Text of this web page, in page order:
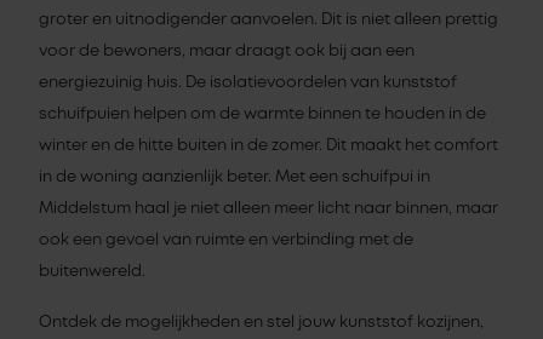
groter en uitnodigender aanvoelen. Dit is niet alleen prettig
voor de bewoners, maar draagt ook bij aan een
energiezuinig huis. De isolatievoordelen van kunststof
schuifpuien helpen om de warmte binnen te houden in de
winter en de hitte buiten in de zomer. Dit maakt het comfort
in de woning aanzienlijk beter. Met een schuifpui in
Middelstum haal je niet alleen meer licht naar binnen, maar
ook een gevoel van ruimte en verbinding met de
buitenwereld.
Ontdek de mogelijkheden en stel jouw kunststof kozijnen,